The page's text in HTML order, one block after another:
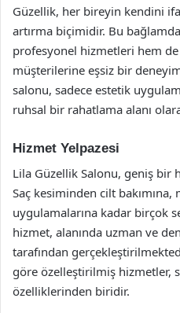
Güzellik, her bireyin kendini
artırma biçimidir. Bu
profesyonel hizmetleri hem
müşterilerine eşsiz bir
salonu, sadece estetik
ruhsal bir rahatlama alanı
Hizmet Yelpazesi
Lila Güzellik Salonu, geniş bir
Saç kesiminden cilt
uygulamalarına kadar birçok
hizmet, alanında uzman ve
tarafından
göre özelleştirilmiş hizmetler,
özelliklerinden biridir.